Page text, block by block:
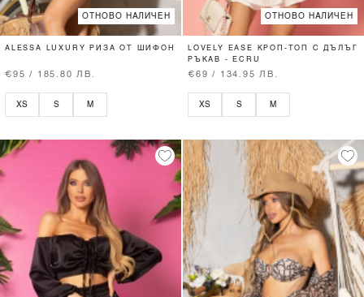
ОТНОВО НАЛИЧЕН
ALESSA LUXURY РИЗА ОТ ШИФОН
€95 / 185.80 ЛВ.
XS S M
ОТНОВО НАЛИЧЕН
LOVELY EASE КРОП-ТОП С ДЪЛЪГ
РЪКАВ - ECRU
€69 / 134.95 ЛВ.
XS S M